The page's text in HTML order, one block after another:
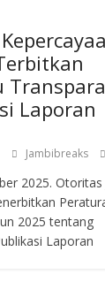
Laporan
Jambibreaks
2025. Otoritas
2025 tentang
Laporan